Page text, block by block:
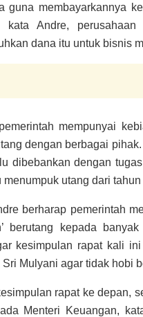
guna membayarkannya
kata Andre, perusahaan
dana itu untuk bisnis
mempunyai
dengan berbagai
dibebankan dengan
menumpuk utang dari tahun
berharap pemerintah
berutang kepada
kesimpulan rapat kali
Mulyani agar tidak hobi
rapat ke depan,
Menteri Keuangan,